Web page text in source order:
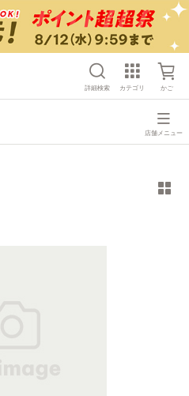
詳細検索 カテゴリ かご
店舗メニュー